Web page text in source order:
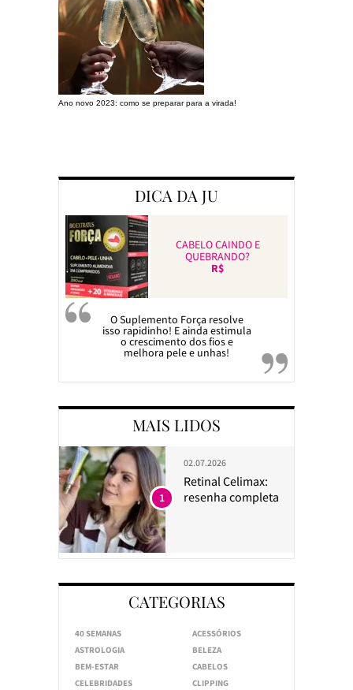
Ano novo 2023: como se preparar para a virada!
DICA DA JU
CABELO CAINDO E
QUEBRANDO?
R$
O Suplemento Força resolve
isso rapidinho! E ainda estimula
o crescimento dos fios e
melhora pele e unhas!
MAIS LIDOS
02.07.2026
Retinal Celimax:
resenha completa
1
CATEGORIAS
40 SEMANAS
ACESSÓRIOS
ASTROLOGIA
BELEZA
BEM-ESTAR
CABELOS
CELEBRIDADES
CLIPPING